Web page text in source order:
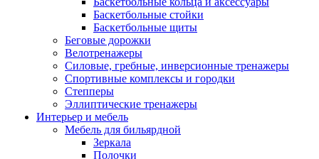
Баскетбольные стойки
Баскетбольные щиты
Беговые дорожки
Велотренажеры
Силовые, гребные, инверсионные тренажеры
Спортивные комплексы и городки
Степперы
Эллиптические тренажеры
Интерьер и мебель
Мебель для бильярдной
Зеркала
Полочки